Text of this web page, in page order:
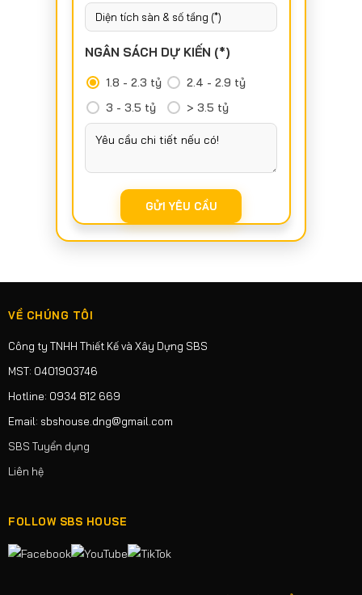
NGÂN SÁCH DỰ KIẾN (*)
1.8 - 2.3 tỷ
2.4 - 2.9 tỷ
3 - 3.5 tỷ
> 3.5 tỷ
VỀ CHÚNG TÔI
Công ty TNHH Thiết Kế và Xây Dựng SBS
MST: 0401903746
Hotline: 0934 812 669
Email: sbshouse.dng@gmail.com
SBS Tuyển dụng
Liên hệ
FOLLOW SBS HOUSE